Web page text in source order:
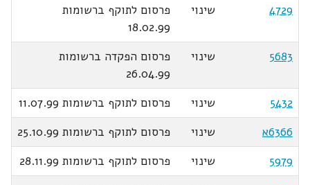
4729
שינוי
פרסום לתוקף ברשומות
18.02.99
5683
שינוי
פרסום הפקדה ברשומות
26.04.99
5432
שינוי
פרסום לתוקף ברשומות 11.07.99
6366א
שינוי
פרסום לתוקף ברשומות 25.10.99
5979
שינוי
פרסום לתוקף ברשומות 28.11.99